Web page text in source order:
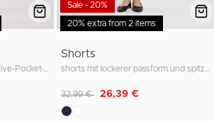
relaxed Fit im klassischen Five-Pocket-Style
20% extra from 2 items
Sale - 20%
Shorts
Reduziert von
32,99 € auf
26,39 €